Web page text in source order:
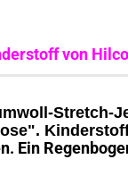
von
Stretch-
Ein